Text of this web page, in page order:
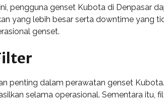
pengguna genset Kubota di Denpasar
yang lebih besar serta downtime yang
genset.
penting dalam perawatan genset
selama operasional. Sementara